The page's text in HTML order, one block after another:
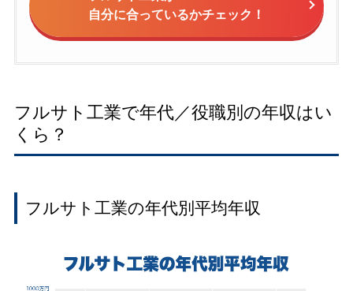
自分に合っているかチェック！
フルサト工業で年代／役職別の年収はい
くら？
フルサト工業の年代別平均年収